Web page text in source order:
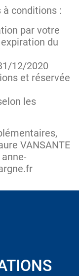
conditions :
par votre
du
12/2020
et réservée
les
VANSANTE